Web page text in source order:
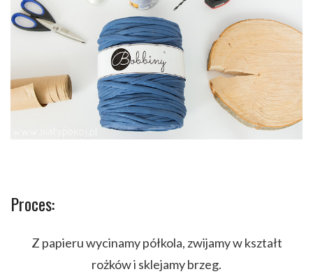
Proces:
Z papieru wycinamy półkola, zwijamy w kształt
rożków i sklejamy brzeg.